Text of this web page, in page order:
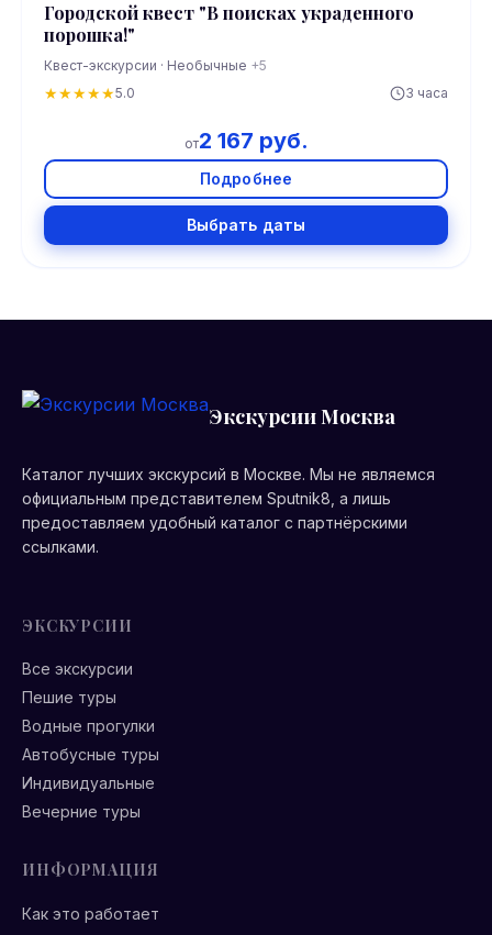
Городской квест "В поисках украденного
порошка!"
Квест-экскурсии · Необычные +5
★★★★★5.0 3 часа
от2 167 руб.
Подробнее
Выбрать даты
Экскурсии Москва
Каталог лучших экскурсий в Москве. Мы не являемся
официальным представителем Sputnik8, а лишь
предоставляем удобный каталог с партнёрскими
ссылками.
ЭКСКУРСИИ
Все экскурсии
Пешие туры
Водные прогулки
Автобусные туры
Индивидуальные
Вечерние туры
ИНФОРМАЦИЯ
Как это работает